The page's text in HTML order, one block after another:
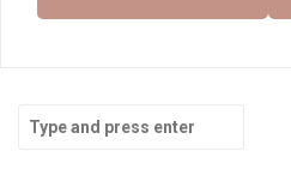
for: